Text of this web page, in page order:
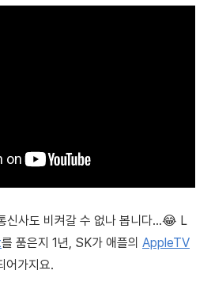
신사도 비켜갈 수 없나 봅니다...😂 L
를 품은지 1년, SK가 애플의 AppleTV
어가지요.